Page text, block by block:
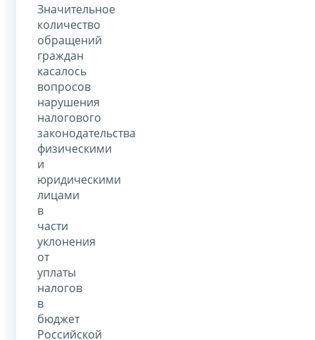
Значительное
количество
обращений
граждан
касалось
вопросов
нарушения
налогового
законодательства
физическими
и
юридическими
лицами
в
части
уклонения
от
уплаты
налогов
в
бюджет
Российской